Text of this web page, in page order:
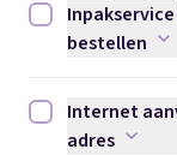
Inpakservice
bestellen
InternetInternet
adres